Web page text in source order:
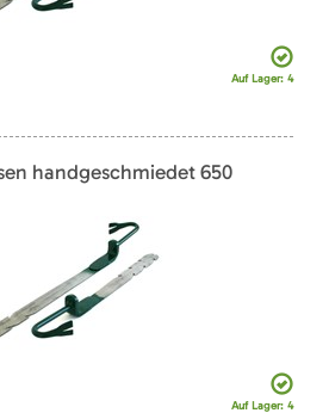
Auf Lager: 4
handgeschmiedet 650
Auf Lager: 4